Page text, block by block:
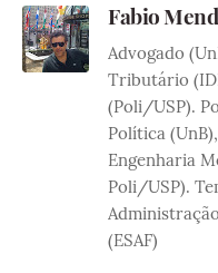
Fabio
Advogado
Tributário
(Poli/USP).
Política
Engenharia
Poli/USP).
(ESAF)